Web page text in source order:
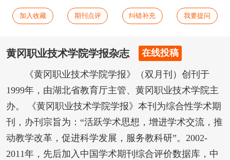
加入收藏 期刊点评 纠错补充 我要提问
黄冈职业技术学院学报杂志 在线投稿
《黄冈职业技术学院学报》（双月刊）创刊于
1999年，由湖北省教育厅主管、黄冈职业技术学院主
办。 《黄冈职业技术学院学报》本刊为综合性学术期
刊，办刊宗旨为：“活跃学术思想，增进学术交流，推
动教学改革，促进科学发展，服务教科研”。2002-
2011年，先后加入中国学术期刊综合评价数据库，中